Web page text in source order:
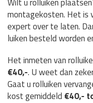
montagekosten. Het is
expert over te laten.
luiken besteld worden
Het inmeten van
€40,-. U weet dan
Gaat u rolluiken
kost gemiddeld €40,-